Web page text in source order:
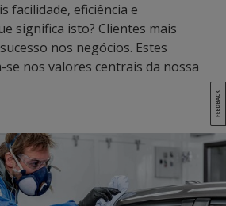
facilidade, eficiência e
significa isto? Clientes mais
nos negócios. Estes
nos valores centrais da nossa